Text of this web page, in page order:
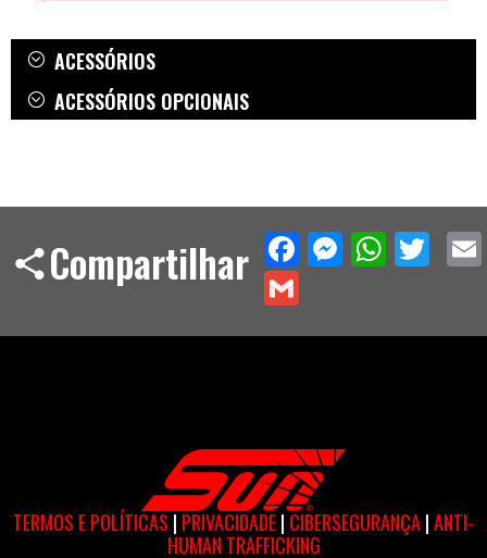
ACESSÓRIOS
ACESSÓRIOS OPCIONAIS
Compartilhar Facebook
TERMOS E POLÍTICAS | PRIVACIDADE| CIBERSEGURANÇA|ANTI-
HUMAN TRAFFICKING